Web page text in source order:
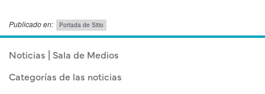
Noticias | Sala de Medios
Categorías de las noticias
Publicado en: Portada de Sitio
Publicado el Miércoles 1 Octubre, 2025